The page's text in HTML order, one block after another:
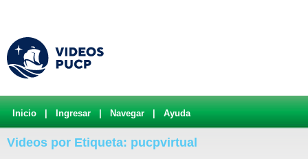
Inicio Ingresar Navegar Ayuda
Videos por Etiqueta: pucpvirtual